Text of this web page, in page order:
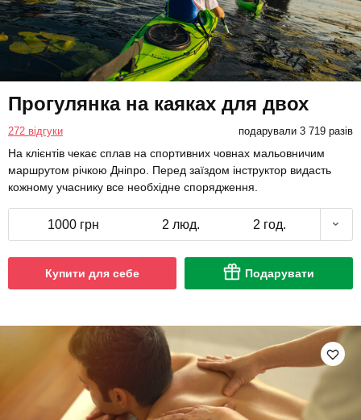
Прогулянка на каяках для двох
272 відгуки подарували 3 719 разів
На клієнтів чекає сплав на спортивних човнах мальовничим
маршрутом річкою Дніпро. Перед заїздом інструктор видасть
кожному учаснику все необхідне спорядження.
1000 грн 2 люд. 2 год.
Купити для себе Подарувати